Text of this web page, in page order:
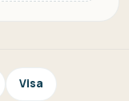
Visa